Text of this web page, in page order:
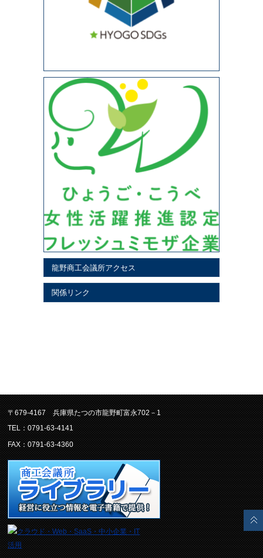
龍野商工会議所アクセス
関係リンク
〒679-4167 兵庫県たつの市龍野町富永702－1
TEL：0791-63-4141
FAX：0791-63-4360